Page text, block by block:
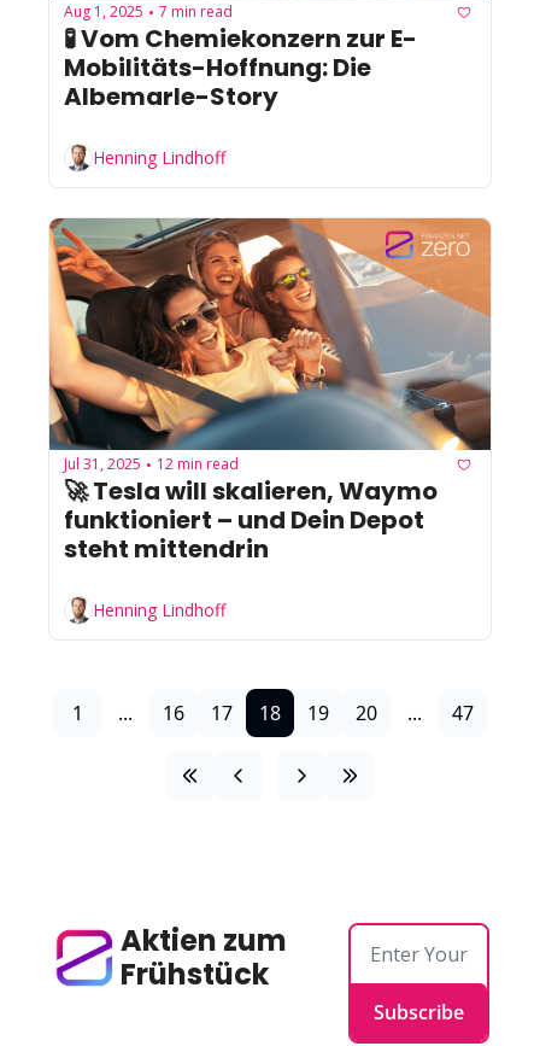
Aug 1, 2025 • 7 min read
🧪 Vom Chemiekonzern zur E-
Mobilitäts-Hoffnung: Die
Albemarle-Story
Henning Lindhoff
Jul 31, 2025 • 12 min read
🚀 Tesla will skalieren, Waymo
funktioniert – und Dein Depot
steht mittendrin
Henning Lindhoff
1 ... 16 17 18 19 20 ... 47
Aktien zum
Frühstück
Subscribe